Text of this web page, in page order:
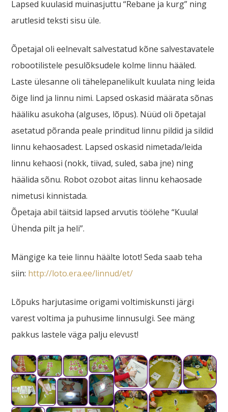
Lapsed kuulasid muinasjuttu “Rebane ja kurg” ning
arutlesid teksti sisu üle.
Õpetajal oli eelnevalt salvestatud kõne salvestavatele
robootilistele pesulõksudele kolme linnu hääled.
Laste ülesanne oli tähelepanelikult kuulata ning leida
õige lind ja linnu nimi. Lapsed oskasid määrata sõnas
hääliku asukoha (alguses, lõpus). Nüüd oli õpetajal
asetatud põranda peale prinditud linnu pildid ja sildid
linnu kehaosadest. Lapsed oskasid nimetada/leida
linnu kehaosi (nokk, tiivad, suled, saba jne) ning
häälida sõnu. Robot ozobot aitas linnu kehaosade
nimetusi kinnistada.
Õpetaja abil täitsid lapsed arvutis töölehe “Kuula!
Ühenda pilt ja heli”.
Mängige ka teie linnu häälte lotot! Seda saab teha
siin: http://loto.era.ee/linnud/et/
Lõpuks harjutasime origami voltimiskunsti järgi
varest voltima ja puhusime linnusulgi. See mäng
pakkus lastele väga palju elevust!